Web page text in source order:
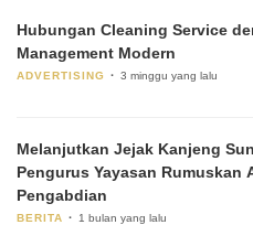
Hubungan Cleaning Service
Management Modern
ADVERTISING 3 minggu yang lalu
Melanjutkan Jejak Kanjeng
Pengurus Yayasan Rumuskan
Pengabdian
BERITA 1 bulan yang lalu